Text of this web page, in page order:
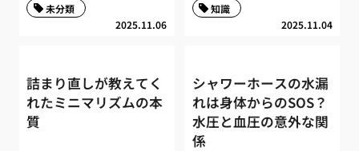
2025.11.06
未分類
2025.11.04
知識
詰まり直しが教えてく
れたミニマリズムの本
質
シャワーホースの水漏
れは身体からのSOS？
水圧と血圧の意外な関
係